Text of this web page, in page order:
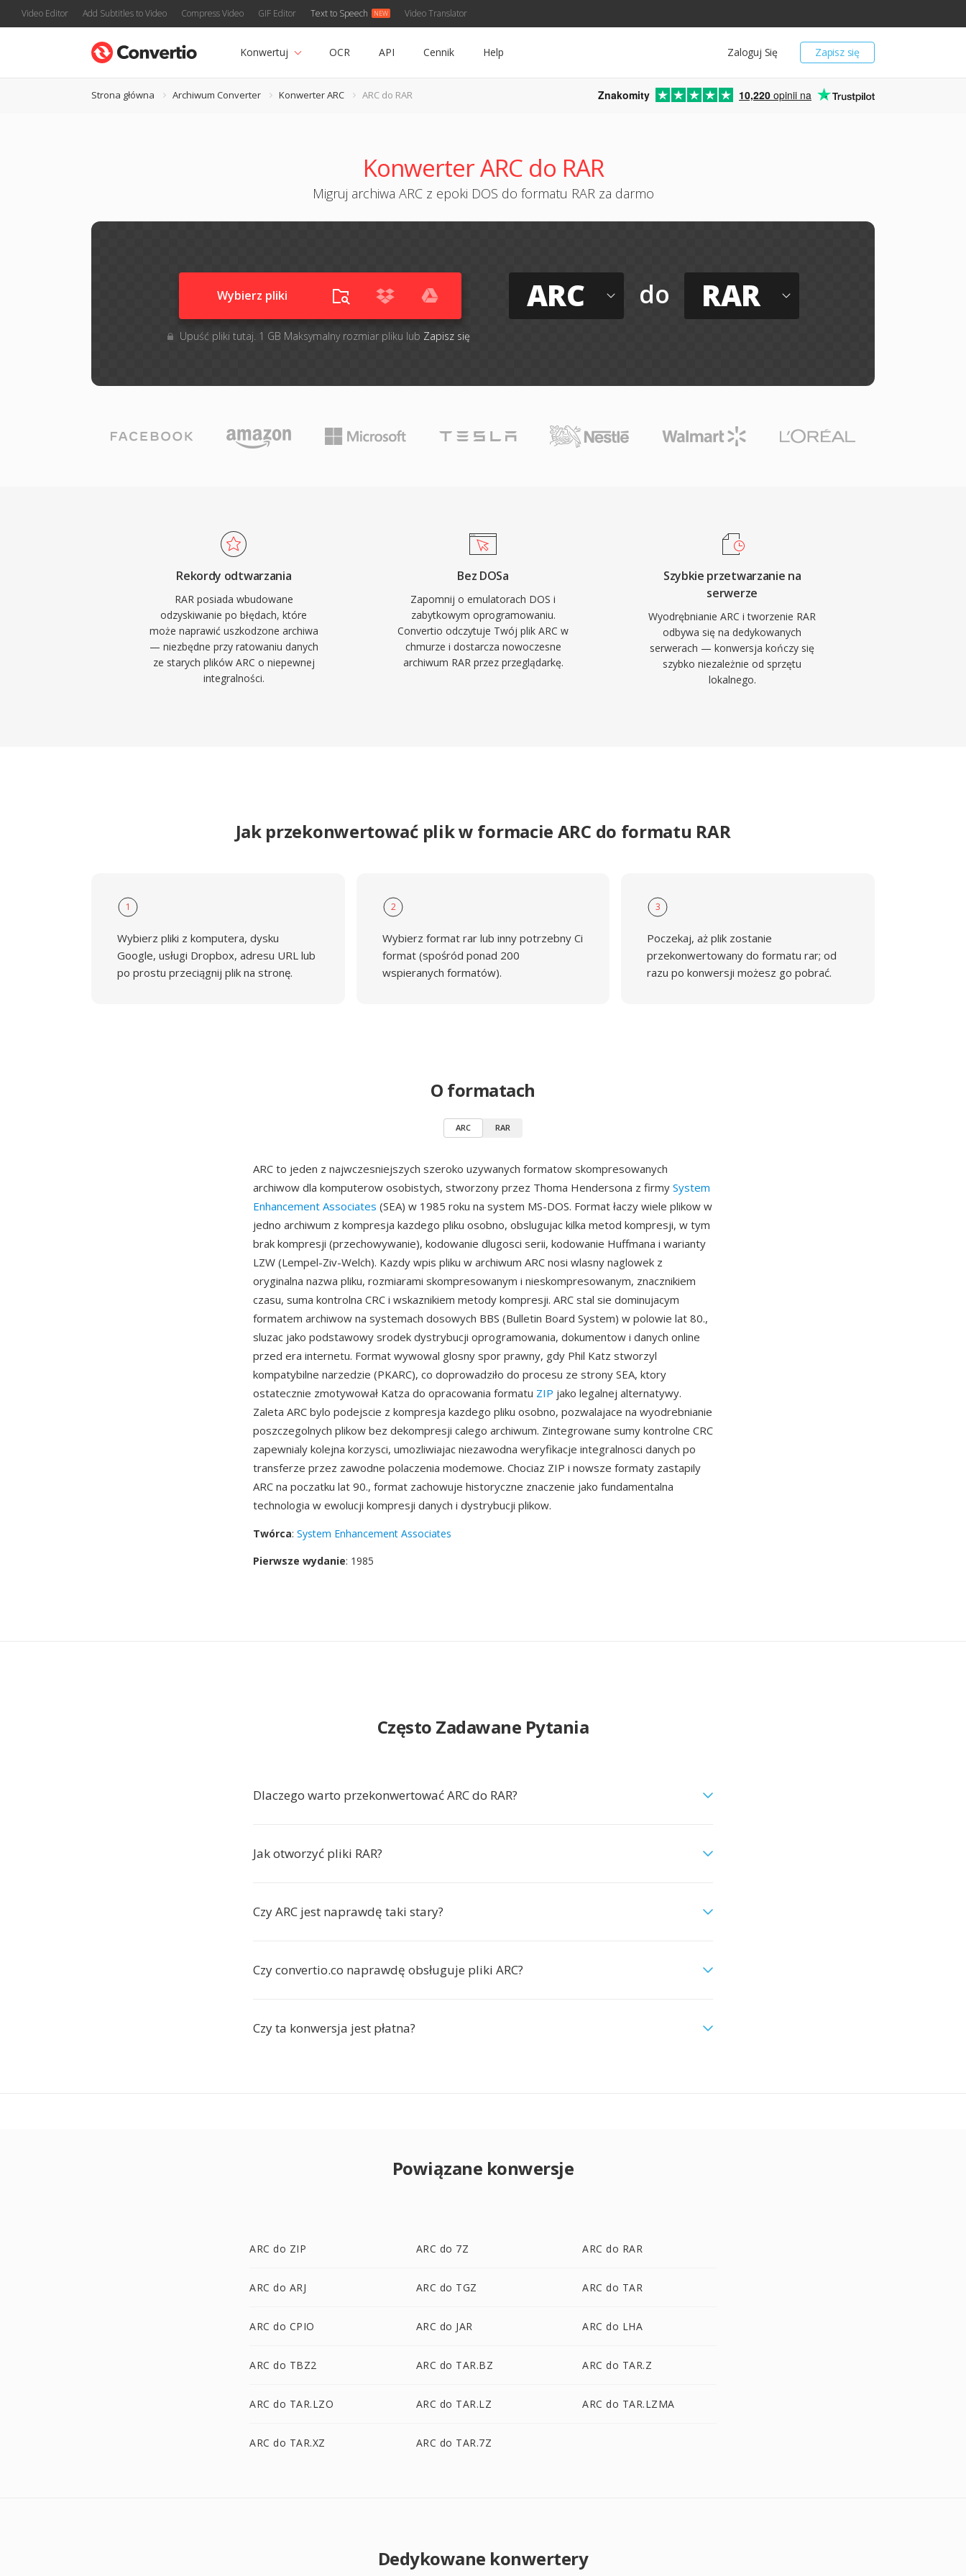
Video Editor Add Subtitles to Video Compress Video GIF Editor Text to Speech Video Translator
Zapisz się
Zaloguj Się
Konwertuj OCR API Cennik Help
Strona główna Archiwum Converter Konwerter ARC ARC do RAR Znakomity 10,220 opinii na
Konwerter ARC do RAR
Migruj archiwa ARC z epoki DOS do formatu RAR za darmo
Wybierz pliki
Upuść pliki tutaj. 1 GB Maksymalny rozmiar pliku lub Zapisz się
ARC do RAR
Rekordy odtwarzania
RAR posiada wbudowane
odzyskiwanie po błędach, które
może naprawić uszkodzone archiwa
— niezbędne przy ratowaniu danych
ze starych plików ARC o niepewnej
integralności.
Bez DOSa
Zapomnij o emulatorach DOS i
zabytkowym oprogramowaniu.
Convertio odczytuje Twój plik ARC w
chmurze i dostarcza nowoczesne
archiwum RAR przez przeglądarkę.
Szybkie przetwarzanie na
serwerze
Wyodrębnianie ARC i tworzenie RAR
odbywa się na dedykowanych
serwerach — konwersja kończy się
szybko niezależnie od sprzętu
lokalnego.
Jak przekonwertować plik w formacie ARC do formatu RAR
1
Wybierz pliki z komputera, dysku
Google, usługi Dropbox, adresu URL lub
po prostu przeciągnij plik na stronę.
2
Wybierz format rar lub inny potrzebny Ci
format (spośród ponad 200
wspieranych formatów).
3
Poczekaj, aż plik zostanie
przekonwertowany do formatu rar; od
razu po konwersji możesz go pobrać.
O formatach
ARC RAR
ARC to jeden z najwczesniejszych szeroko uzywanych formatow skompresowanych
archiwow dla komputerow osobistych, stworzony przez Thoma Hendersona z firmy System
Enhancement Associates (SEA) w 1985 roku na system MS-DOS. Format łaczy wiele plikow w
jedno archiwum z kompresja kazdego pliku osobno, obslugujac kilka metod kompresji, w tym
brak kompresji (przechowywanie), kodowanie dlugosci serii, kodowanie Huffmana i warianty
LZW (Lempel-Ziv-Welch). Kazdy wpis pliku w archiwum ARC nosi wlasny naglowek z
oryginalna nazwa pliku, rozmiarami skompresowanym i nieskompresowanym, znacznikiem
czasu, suma kontrolna CRC i wskaznikiem metody kompresji. ARC stal sie dominujacym
formatem archiwow na systemach dosowych BBS (Bulletin Board System) w polowie lat 80.,
sluzac jako podstawowy srodek dystrybucji oprogramowania, dokumentow i danych online
przed era internetu. Format wywowal glosny spor prawny, gdy Phil Katz stworzyl
kompatybilne narzedzie (PKARC), co doprowadziło do procesu ze strony SEA, ktory
ostatecznie zmotywował Katza do opracowania formatu ZIP jako legalnej alternatywy.
Zaleta ARC bylo podejscie z kompresja kazdego pliku osobno, pozwalajace na wyodrebnianie
poszczegolnych plikow bez dekompresji calego archiwum. Zintegrowane sumy kontrolne CRC
zapewnialy kolejna korzysci, umozliwiajac niezawodna weryfikacje integralnosci danych po
transferze przez zawodne polaczenia modemowe. Chociaz ZIP i nowsze formaty zastapily
ARC na poczatku lat 90., format zachowuje historyczne znaczenie jako fundamentalna
technologia w ewolucji kompresji danych i dystrybucji plikow.
Twórca: System Enhancement Associates
Pierwsze wydanie: 1985
Często Zadawane Pytania
Dlaczego warto przekonwertować ARC do RAR?
Jak otworzyć pliki RAR?
Czy ARC jest naprawdę taki stary?
Czy convertio.co naprawdę obsługuje pliki ARC?
Czy ta konwersja jest płatna?
Powiązane konwersje
ARC do ZIP ARC do 7Z ARC do RAR
ARC do ARJ ARC do TGZ ARC do TAR
ARC do CPIO ARC do JAR ARC do LHA
ARC do TBZ2 ARC do TAR.BZ ARC do TAR.Z
ARC do TAR.LZO ARC do TAR.LZ ARC do TAR.LZMA
ARC do TAR.XZ ARC do TAR.7Z
Dedykowane konwertery